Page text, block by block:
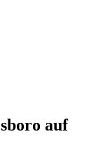
auf